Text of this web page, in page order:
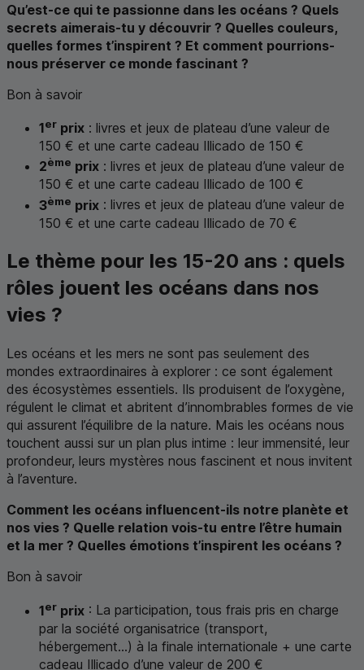
Qu’est-ce qui te passionne dans les océans ? Quels
secrets aimerais-tu y découvrir ? Quelles couleurs,
quelles formes t’inspirent ? Et comment pourrions-
nous préserver ce monde fascinant ?
Bon à savoir
1er prix : livres et jeux de plateau d’une valeur de
150 € et une carte cadeau Illicado de 150 €
2ème prix : livres et jeux de plateau d’une valeur de
150 € et une carte cadeau Illicado de 100 €
3ème prix : livres et jeux de plateau d’une valeur de
150 € et une carte cadeau Illicado de 70 €
Le thème pour les 15-20 ans : quels
rôles jouent les océans dans nos
vies ?
Les océans et les mers ne sont pas seulement des
mondes extraordinaires à explorer : ce sont également
des écosystèmes essentiels. Ils produisent de l’oxygène,
régulent le climat et abritent d’innombrables formes de vie
qui assurent l’équilibre de la nature. Mais les océans nous
touchent aussi sur un plan plus intime : leur immensité, leur
profondeur, leurs mystères nous fascinent et nous invitent
à l’aventure.
Comment les océans influencent-ils notre planète et
nos vies ? Quelle relation vois-tu entre l’être humain
et la mer ? Quelles émotions t’inspirent les océans ?
Bon à savoir
1er prix : La participation, tous frais pris en charge
par la société organisatrice (transport,
hébergement...) à la finale internationale + une carte
cadeau Illicado d’une valeur de 200 €